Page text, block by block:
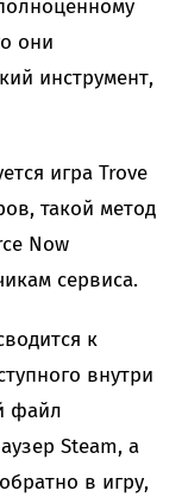
они
инструмент,
игра Trove
такой метод
Now
сервиса.
к
внутри
файл
Steam, а
в игру,